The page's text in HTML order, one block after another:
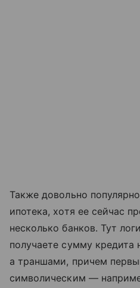
Также довольно
ипотека, хотя ее сейчас
несколько банков. Тут
получаете сумму кредита
а траншами, причем
символическим —